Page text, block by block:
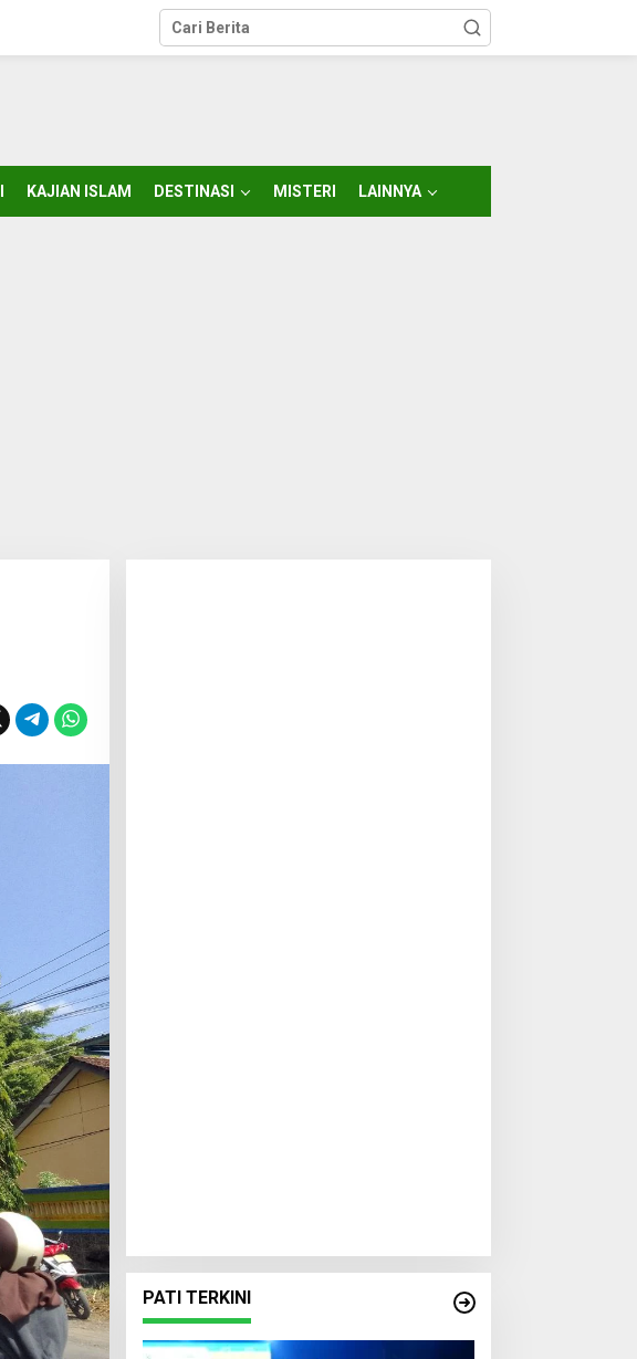
KAJIAN ISLAM DESTINASI MISTERI LAINNYA
PATI TERKINI